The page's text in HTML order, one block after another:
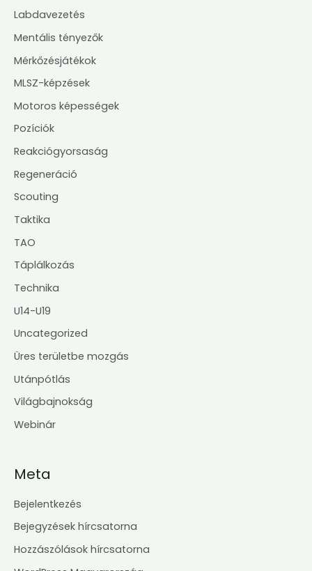
Labdavezetés
Mentális tényezők
Mérkőzésjátékok
MLSZ-képzések
Motoros képességek
Pozíciók
Reakciógyorsaság
Regeneráció
Scouting
Taktika
TAO
Táplálkozás
Technika
U14-U19
Uncategorized
Üres területbe mozgás
Utánpótlás
Világbajnokság
Webinár
Meta
Bejelentkezés
Bejegyzések hírcsatorna
Hozzászólások hírcsatorna